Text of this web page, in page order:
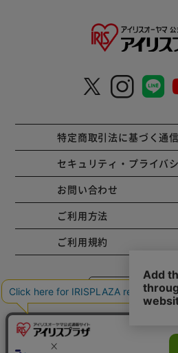
特定商取引法に基づく通
セキュリティ・プライバ
お問い合わせ
ご利用方法
ご利用規約
コーポレートサ
Copyright © 2001 IRISPLAZA.